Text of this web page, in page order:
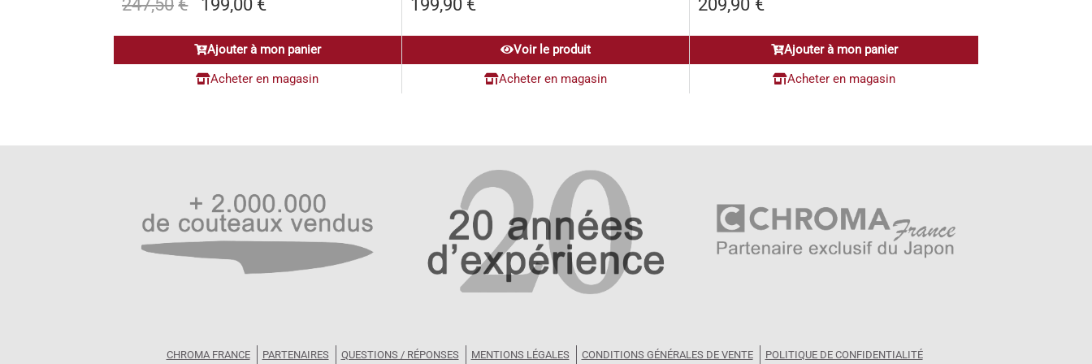
247,50 €
initial
était :
247,50€.
199,00 €
actuel
est :
199,00€.
Ajouter à mon panier
Acheter en magasin
199,90 €
Voir le produit
Acheter en magasin
209,90 €
Ajouter à mon panier
Acheter en magasin
CHROMA FRANCE PARTENAIRES QUESTIONS / RÉPONSES MENTIONS LÉGALES CONDITIONS GÉNÉRALES DE VENTE POLITIQUE DE CONFIDENTIALITÉ